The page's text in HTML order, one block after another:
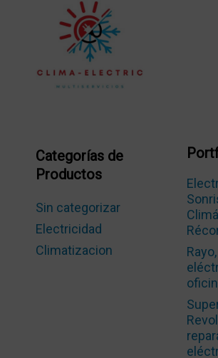
Categorías de
Productos
Sin categorizar
Electricidad
Climatizacion